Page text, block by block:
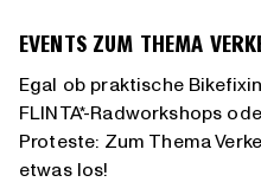
EVENTS ZUM THEMA
Egal ob praktische
FLINTA*-Radworkshops
Proteste: Zum Thema
etwas los!